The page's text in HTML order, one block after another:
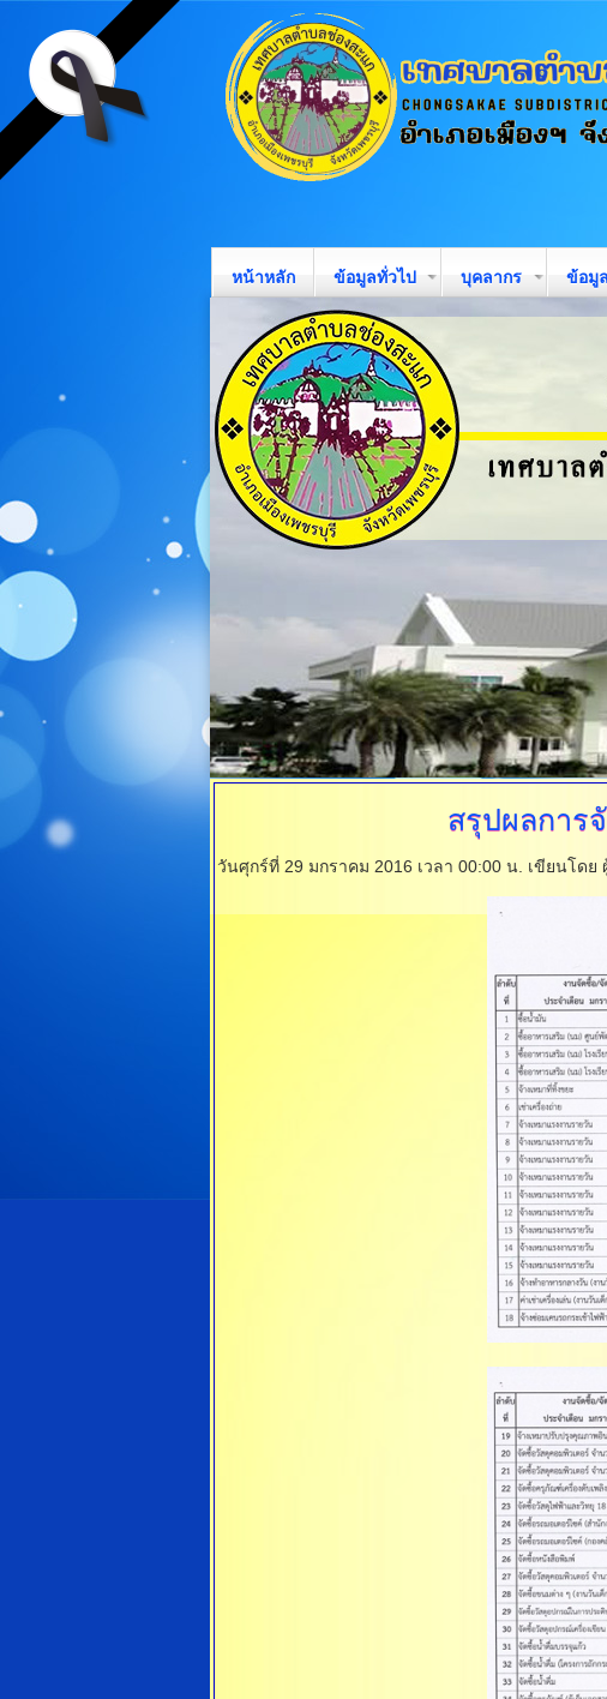
หน้าหลัก ข้อมูลทั่วไป บุคลากร ข้อมู
สรุปผลการ
วันศุกร์ที่ 29 มกราคม 2016 เวลา 00:00 น. เขียนโดย